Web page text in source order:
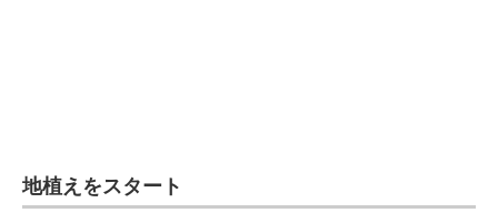
地植えをスタート